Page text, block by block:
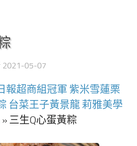
2021-05-07
報超商組冠軍 紫米雪蓮栗
台菜王子黃景龍 莉雅美學
» 三生Q心蛋黃粽